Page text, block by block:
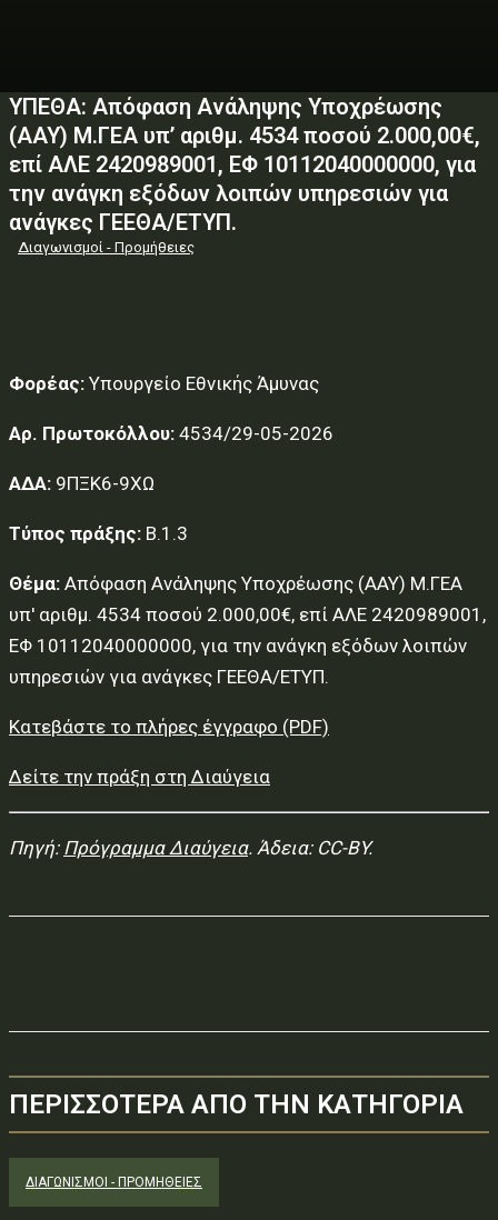
ΥΠΕΘΑ: Απόφαση Ανάληψης Υποχρέωσης
(ΑΑΥ) Μ.ΓΕΑ υπ’ αριθμ. 4534 ποσού 2.000,00€,
επί ΑΛΕ 2420989001, ΕΦ 10112040000000, για
την ανάγκη εξόδων λοιπών υπηρεσιών για
ανάγκες ΓΕΕΘΑ/ΕΤΥΠ.
Διαγωνισμοί - Προμήθειες
Φορέας: Υπουργείο Εθνικής Άμυνας
Αρ. Πρωτοκόλλου: 4534/29-05-2026
ΑΔΑ: 9ΠΞΚ6-9ΧΩ
Τύπος πράξης: Β.1.3
Θέμα: Απόφαση Ανάληψης Υποχρέωσης (ΑΑΥ) Μ.ΓΕΑ
υπ' αριθμ. 4534 ποσού 2.000,00€, επί ΑΛΕ 2420989001,
ΕΦ 10112040000000, για την ανάγκη εξόδων λοιπών
υπηρεσιών για ανάγκες ΓΕΕΘΑ/ΕΤΥΠ.
Κατεβάστε το πλήρες έγγραφο (PDF)
Δείτε την πράξη στη Διαύγεια
Πηγή: Πρόγραμμα Διαύγεια. Άδεια: CC-BY.
ΠΕΡΙΣΣΟΤΕΡΑ ΑΠΟ ΤΗΝ ΚΑΤΗΓΟΡΙΑ
ΔΙΑΓΩΝΙΣΜΟΊ - ΠΡΟΜΉΘΕΙΕΣ